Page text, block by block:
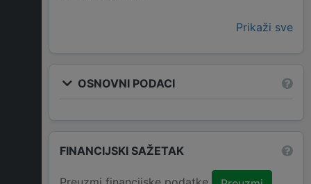
Prikaži sve
OSNOVNI PODACI
FINANCIJSKI SAŽETAK